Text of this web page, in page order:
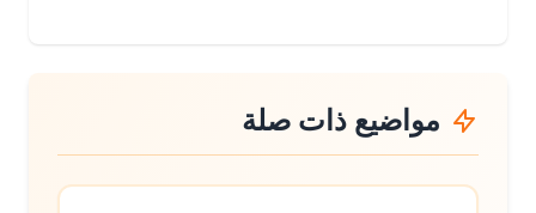
مواضيع ذات صلة